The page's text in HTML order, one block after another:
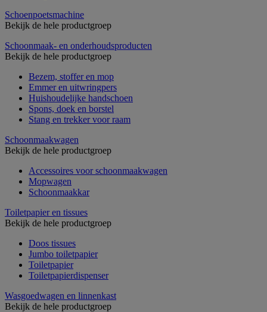
Schoenpoetsmachine
Bekijk de hele productgroep
Schoonmaak- en onderhoudsproducten
Bekijk de hele productgroep
Bezem, stoffer en mop
Emmer en uitwringpers
Huishoudelijke handschoen
Spons, doek en borstel
Stang en trekker voor raam
Schoonmaakwagen
Bekijk de hele productgroep
Accessoires voor schoonmaakwagen
Mopwagen
Schoonmaakkar
Toiletpapier en tissues
Bekijk de hele productgroep
Doos tissues
Jumbo toiletpapier
Toiletpapier
Toiletpapierdispenser
Wasgoedwagen en linnenkast
Bekijk de hele productgroep